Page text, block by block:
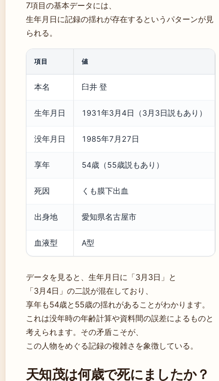
7項目の基本データには、
生年月日に記録の揺れが存在するというパターンが見
られる。
項目 値
本名 臼井 登
生年月日 1931年3月4日（3月3日説もあり）
没年月日 1985年7月27日
享年 54歳（55歳説もあり）
死因 くも膜下出血
出身地 愛知県名古屋市
血液型 A型
データを見ると、生年月日に「3月3日」と
「3月4日」の二説が混在しており、
享年も54歳と55歳の揺れがあることがわかります。
これは没年時の年齢計算や資料間の誤差によるものと
考えられます。その矛盾こそが、
この人物をめぐる記録の複雑さを象徴している。
天知茂は何歳で死にましたか？